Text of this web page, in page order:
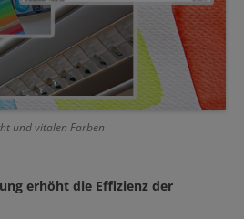
und vitalen Farben
erhöht die Effizienz der